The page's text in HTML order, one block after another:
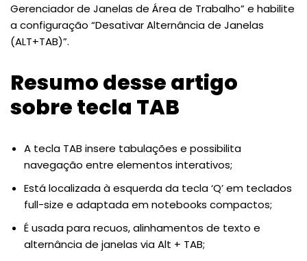
Gerenciador de Janelas de Área de Trabalho” e habilite
a configuração “Desativar Alternância de Janelas
(ALT+TAB)”.
Resumo desse artigo
sobre tecla TAB
A tecla TAB insere tabulações e possibilita
navegação entre elementos interativos;
Está localizada à esquerda da tecla ‘Q’ em teclados
full-size e adaptada em notebooks compactos;
É usada para recuos, alinhamentos de texto e
alternância de janelas via Alt + TAB;